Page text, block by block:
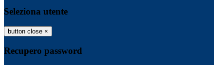
Seleziona utente
button close ×
Recupero password